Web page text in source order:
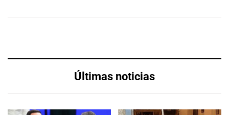
Últimas noticias